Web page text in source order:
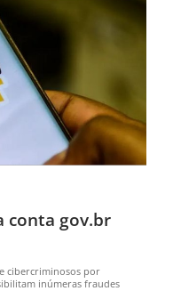
conta gov.br
cibercriminosos por
inúmeras fraudes